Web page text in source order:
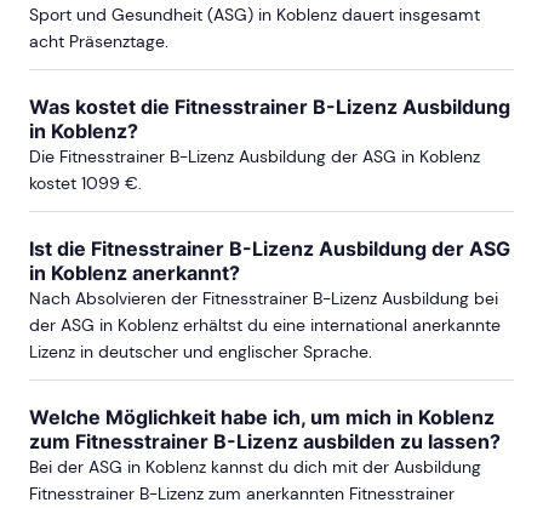
mehr Termine in Köln anzeigen
FRANKFURT
ab Sa, 5. September 2026
ab Mo, 12. Oktober 2026
ab Sa, 21. November 2026
ab Sa, 9. Januar 2027
ab Sa, 20. Februar 2027
Sport und Gesundheit (ASG) in Koblenz dauert insgesamt
acht Präsenztage.
Was kostet die Fitnesstrainer B-Lizenz Ausbildung
in Koblenz?
Die Fitnesstrainer B-Lizenz Ausbildung der ASG in Koblenz
kostet 1099 €.
Ist die Fitnesstrainer B-Lizenz Ausbildung der ASG
in Koblenz anerkannt?
Nach Absolvieren der Fitnesstrainer B-Lizenz Ausbildung bei
der ASG in Koblenz erhältst du eine international anerkannte
Lizenz in deutscher und englischer Sprache.
Welche Möglichkeit habe ich, um mich in Koblenz
zum Fitnesstrainer B-Lizenz ausbilden zu lassen?
Bei der ASG in Koblenz kannst du dich mit der Ausbildung
Fitnesstrainer B-Lizenz zum anerkannten Fitnesstrainer